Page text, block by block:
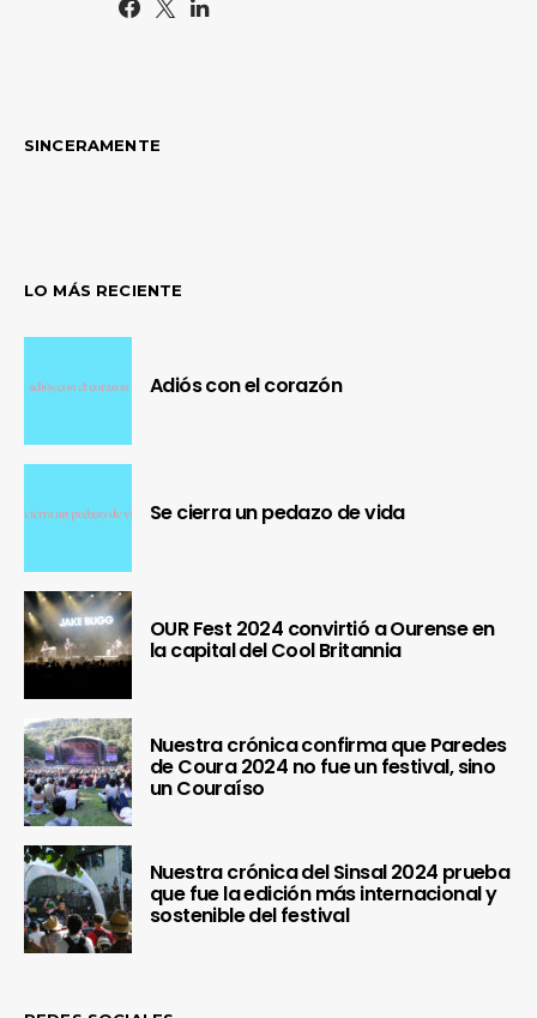
SINCERAMENTE
LO MÁS RECIENTE
Adiós con el corazón
Se cierra un pedazo de vida
OUR Fest 2024 convirtió a Ourense en
la capital del Cool Britannia
Nuestra crónica confirma que Paredes
de Coura 2024 no fue un festival, sino
un Couraíso
Nuestra crónica del Sinsal 2024 prueba
que fue la edición más internacional y
sostenible del festival